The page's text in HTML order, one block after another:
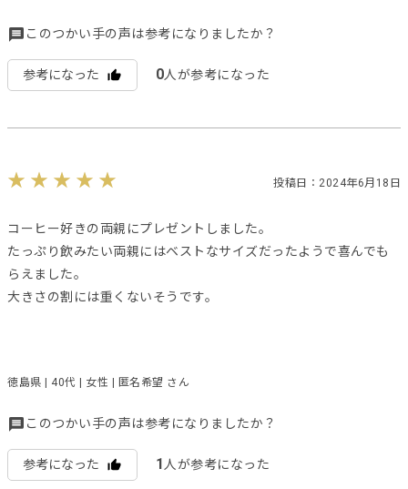
このつかい手の声は参考になりましたか？
参考になった 0人が参考になった
投稿日：2024年6月18日
コーヒー好きの両親にプレゼントしました。
たっぷり飲みたい両親にはベストなサイズだったようで喜んでも
らえました。
大きさの割には重くないそうです。
徳島県 | 40代 | 女性 | 匿名希望 さん
このつかい手の声は参考になりましたか？
参考になった 1 人が参考になった